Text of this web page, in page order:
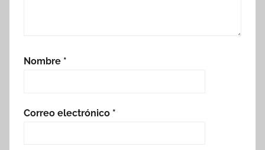
Nombre *
Correo electrónico *